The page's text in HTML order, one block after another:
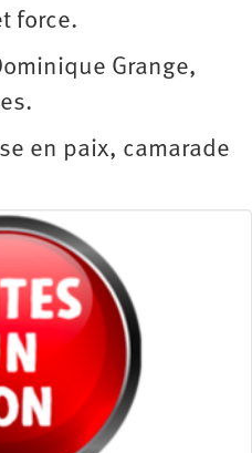
force.
Grange,
en paix, camarade